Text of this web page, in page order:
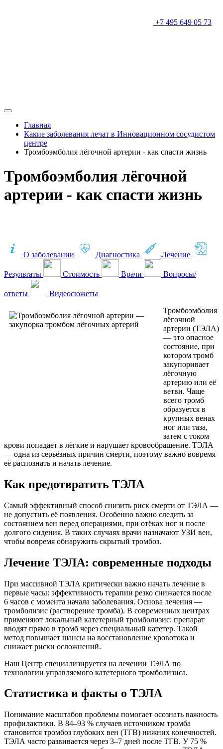
+7 495 649 05 73
Главная
Какие заболевания лечат в Инновационном сосудистом
центре
Тромбоэмболия лёгочной артерии - как спасти жизнь
Тромбоэмболия лёгочной
артерии - как спасти жизнь
О заболевании Диагностика Лечение
Результаты Стоимость Врачи Вопросы/
ответы
Видеосюжеты
Тромбоэмболия
лёгочной
артерии (ТЭЛА)
— это опасное
состояние, при
котором тромб
закупоривает
лёгочную
артерию или её
ветви. Чаще
всего тромб
образуется в
крупных венах
ног или таза,
затем с током
крови попадает в лёгкие и нарушает кровообращение. ТЭЛА
— одна из серьёзных причин смерти, поэтому важно вовремя
её распознать и начать лечение.
Как предотвратить ТЭЛА
Самый эффективный способ снизить риск смерти от ТЭЛА —
не допустить её появления. Особенно важно следить за
состоянием вен перед операциями, при отёках ног и после
долгого сидения. В таких случаях врачи назначают УЗИ вен,
чтобы вовремя обнаружить скрытый тромбоз.
Лечение ТЭЛА: современные подходы
При массивной ТЭЛА критически важно начать лечение в
первые часы: эффективность терапии резко снижается после
6 часов с момента начала заболевания. Основа лечения —
тромболизис (растворение тромба). В современных центрах
применяют локальный катетерный тромболизис: препарат
вводят прямо в тромб через специальный катетер. Такой
метод повышает шансы на восстановление кровотока и
снижает риски осложнений.
Наш Центр специализируется на лечении ТЭЛА по
технологии управляемого катетерного тромболизиса.
Статистика и факты о ТЭЛА
Понимание масштабов проблемы помогает осознать важность
профилактики. В 84–93 % случаев источником тромба
становится тромбоз глубоких вен (ТГВ) нижних конечностей.
ТЭЛА часто развивается через 3–7 дней после ТГВ. У 75 %